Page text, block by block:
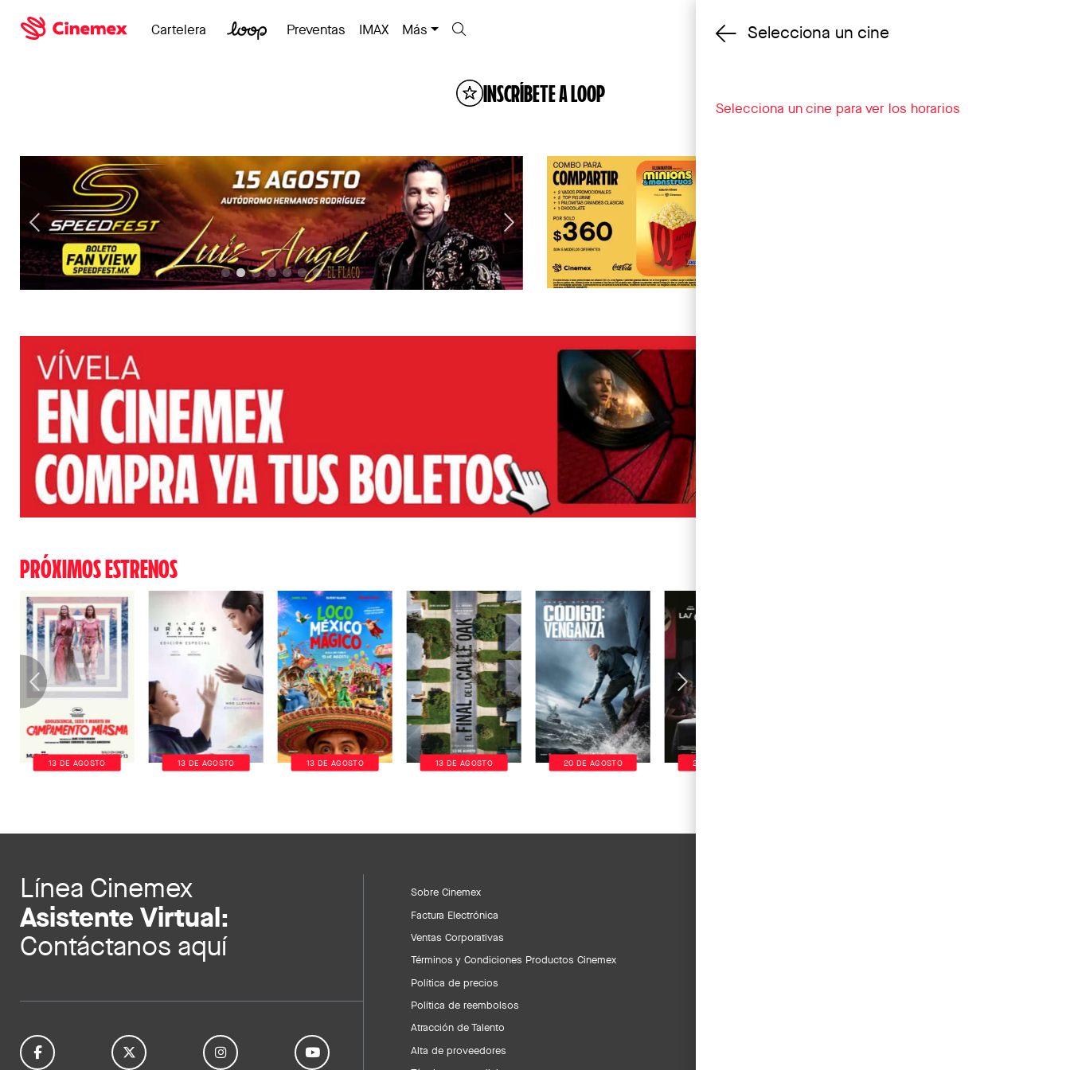
Cambiar cine
Cartelera Preventas IMAX Más
INSCRÍBETE A LOOP
PRÓXIMOS ESTRENOS
13 DE AGOSTO 13 DE AGOSTO 13 DE AGOSTO 13 DE AGOSTO 20 DE AGOSTO 20 DE AGOSTO
Línea Cinemex
Asistente Virtual:
Contáctanos aquí
Sobre Cinemex
Factura Electrónica
Ventas Corporativas
Términos y Condiciones Productos Cinemex
Política de precios
Política de reembolsos
Atracción de Talento
Alta de proveedores
Selecciona un cine
Selecciona un cine para ver los horarios